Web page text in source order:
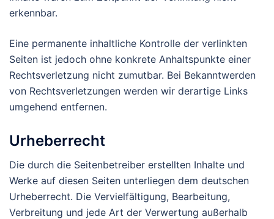
erkennbar.
Eine permanente inhaltliche Kontrolle der verlinkten
Seiten ist jedoch ohne konkrete Anhaltspunkte einer
Rechtsverletzung nicht zumutbar. Bei Bekanntwerden
von Rechtsverletzungen werden wir derartige Links
umgehend entfernen.
Urheberrecht
Die durch die Seitenbetreiber erstellten Inhalte und
Werke auf diesen Seiten unterliegen dem deutschen
Urheberrecht. Die Vervielfältigung, Bearbeitung,
Verbreitung und jede Art der Verwertung außerhalb